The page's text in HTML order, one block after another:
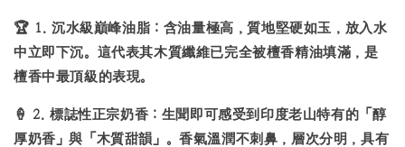
🏆 1. 沉水級巔峰油脂： 含油量極高，質地堅硬如玉，放入水
中立即下沉。這代表其木質纖維已完全被檀香精油填滿，是
檀香中最頂級的表現。
🍦 2. 標誌性正宗奶香： 生聞即可感受到印度老山特有的「醇
厚奶香」與「木質甜韻」。香氣溫潤不刺鼻，層次分明，具有